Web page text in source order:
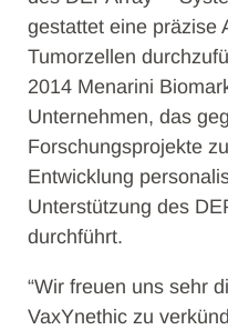
gestattet eine präzise
Tumorzellen
2014 Menarini
Unternehmen, das
Forschungsprojekte
Entwicklung
Unterstützung des
durchführt.
“Wir freuen uns sehr
VaxYnethic zu